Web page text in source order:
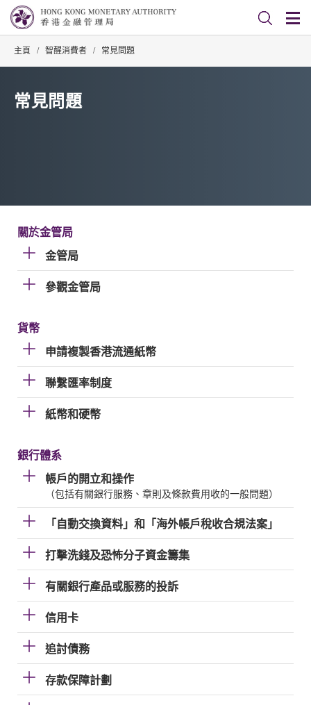
主頁 / 智醒消費者 / 常見問題
常見問題
關於金管局
金管局
參觀金管局
貨幣
申請複製香港流通紙幣
聯繫匯率制度
紙幣和硬幣
銀行體系
帳戶的開立和操作
（包括有關銀行服務、章則及條款費用收的一般問題）
「自動交換資料」和「海外帳戶稅收合規法案」
打擊洗錢及恐怖分子資金籌集
有關銀行產品或服務的投訴
信用卡
追討債務
存款保障計劃